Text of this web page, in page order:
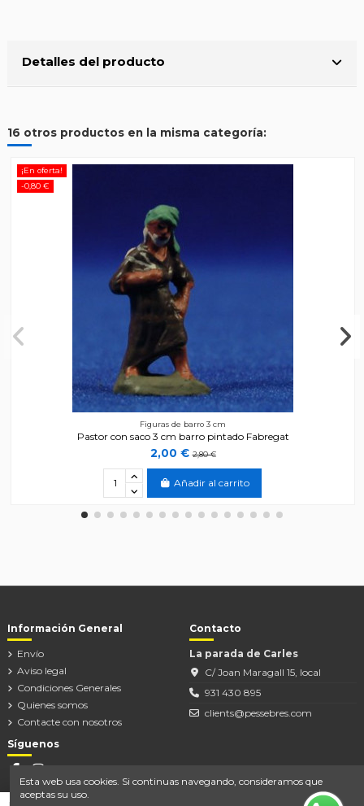
Detalles del producto
16 otros productos en la misma categoría:
¡En oferta!
-0,80 €
Figuras de barro 3 cm
Pastor con saco 3 cm barro pintado Fabregat
2,00 €2,80 €
Añadir al carrito
Información General
Envío
Aviso legal
Condiciones Generales
Quienes somos
Contacte con nosotros
Contacto
La parada de Carles
C/ Joan Maragall 15, local
931 430 895
clients@pessebres.com
Síguenos
Esta web usa cookies. Si continuas navegando, consideramos que
aceptas su uso.